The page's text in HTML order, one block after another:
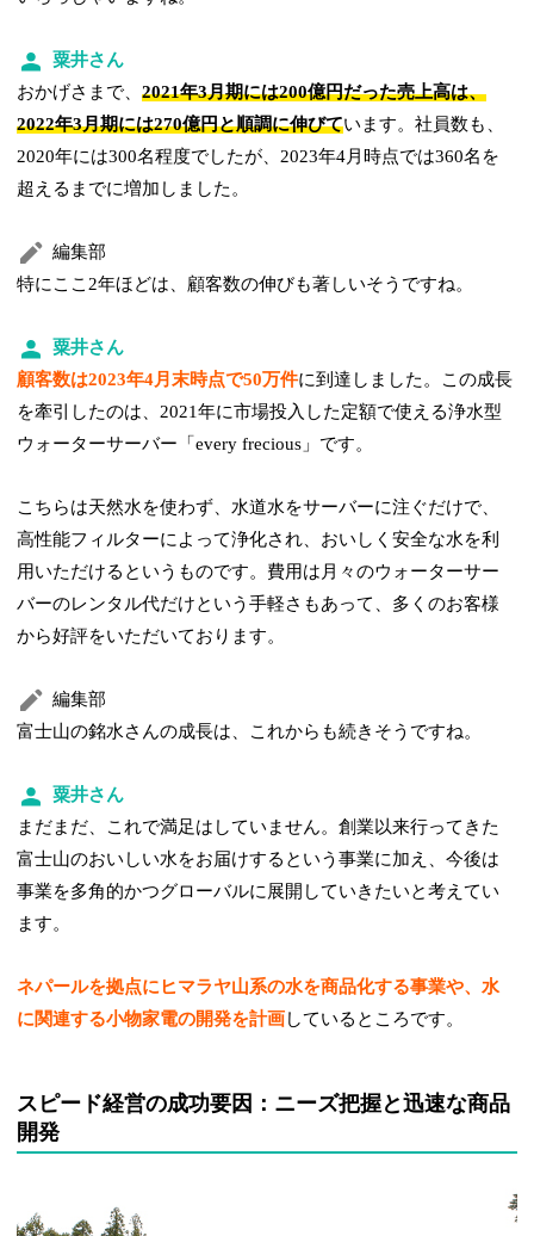
粟井さん
おかげさまで、2021年3月期には200億円だった売上高は、
2022年3月期には270億円と順調に伸びています。社員数も、
2020年には300名程度でしたが、2023年4月時点では360名を
超えるまでに増加しました。
編集部
特にここ2年ほどは、顧客数の伸びも著しいそうですね。
粟井さん
顧客数は2023年4月末時点で50万件に到達しました。この成長
を牽引したのは、2021年に市場投入した定額で使える浄水型
ウォーターサーバー「every frecious」です。
こちらは天然水を使わず、水道水をサーバーに注ぐだけで、
高性能フィルターによって浄化され、おいしく安全な水を利
用いただけるというものです。費用は月々のウォーターサー
バーのレンタル代だけという手軽さもあって、多くのお客様
から好評をいただいております。
編集部
富士山の銘水さんの成長は、これからも続きそうですね。
粟井さん
まだまだ、これで満足はしていません。創業以来行ってきた
富士山のおいしい水をお届けするという事業に加え、今後は
事業を多角的かつグローバルに展開していきたいと考えてい
ます。
ネパールを拠点にヒマラヤ山系の水を商品化する事業や、水
に関連する小物家電の開発を計画しているところです。
スピード経営の成功要因：ニーズ把握と迅速な商品
開発